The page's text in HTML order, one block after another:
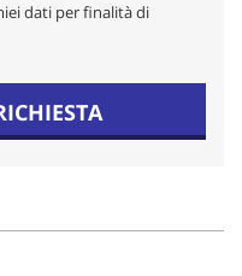
dati per finalità di